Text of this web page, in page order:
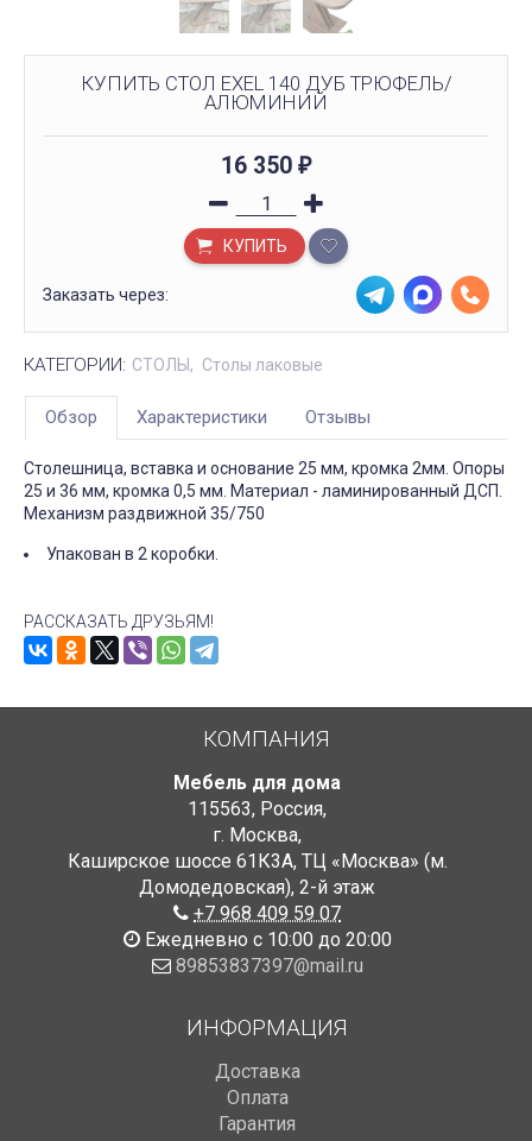
КУПИТЬ СТОЛ EXEL 140 ДУБ ТРЮФЕЛЬ/
АЛЮМИНИЙ
16 350 ₽
КУПИТЬ
Заказать через:
КАТЕГОРИИ: СТОЛЫ Столы лаковые
Обзор Характеристики Отзывы
Столешница, вставка и основание 25 мм, кромка 2мм. Опоры
25 и 36 мм, кромка 0,5 мм. Материал - ламинированный ДСП.
Механизм раздвижной 35/750
Упакован в 2 коробки.
РАССКАЗАТЬ ДРУЗЬЯМ!
КОМПАНИЯ
Мебель для дома
115563, Россия,
г. Москва,
Каширское шоссе 61К3А, ТЦ «Москва» (м.
Домодедовская), 2-й этаж
+7 968 409 59 07
Ежедневно с 10:00 до 20:00
89853837397@mail.ru
ИНФОРМАЦИЯ
Доставка
Оплата
Гарантия